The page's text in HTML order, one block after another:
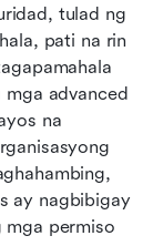
tulad ng
pati na rin
advanced
na
ay nagbibigay
mga permiso